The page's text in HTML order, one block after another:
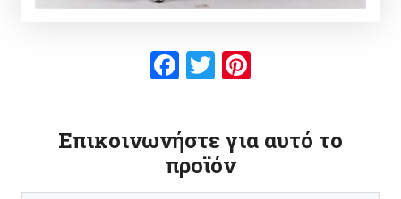
Facebook
Twitter
Επικοινωνήστε για αυτό το
προϊόν